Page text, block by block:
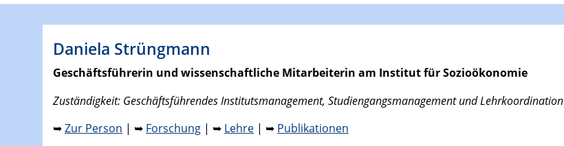
Daniela Strüngmann
Geschäftsführerin und wissenschaftliche Mitarbeiterin am Institut für Sozioökonomie
Zuständigkeit: Geschäftsführendes Institutsmanagement, Studiengangsmanagement und Lehrkoordination
➥Zur Person | ➥ Forschung | ➥ Lehre | ➥ Publikationen